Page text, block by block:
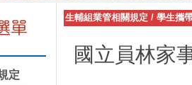
定
生輔組業管相關規定 / 學生攜
國立員林家